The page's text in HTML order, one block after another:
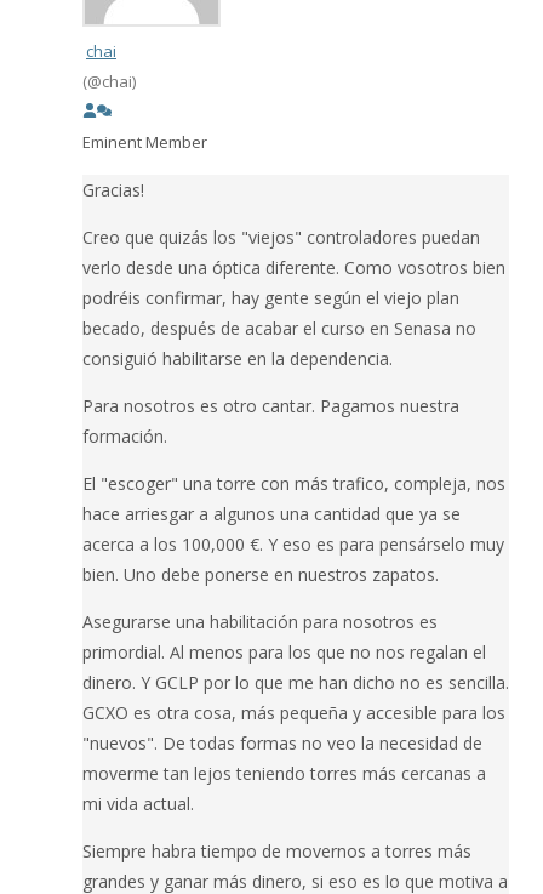
chai
(@chai)
Eminent Member
Gracias!
Creo que quizás los "viejos" controladores puedan
verlo desde una óptica diferente. Como vosotros bien
podréis confirmar, hay gente según el viejo plan
becado, después de acabar el curso en Senasa no
consiguió habilitarse en la dependencia.
Para nosotros es otro cantar. Pagamos nuestra
formación.
El "escoger" una torre con más trafico, compleja, nos
hace arriesgar a algunos una cantidad que ya se
acerca a los 100,000 €. Y eso es para pensárselo muy
bien. Uno debe ponerse en nuestros zapatos.
Asegurarse una habilitación para nosotros es
primordial. Al menos para los que no nos regalan el
dinero. Y GCLP por lo que me han dicho no es sencilla.
GCXO es otra cosa, más pequeña y accesible para los
"nuevos". De todas formas no veo la necesidad de
moverme tan lejos teniendo torres más cercanas a
mi vida actual.
Siempre habra tiempo de movernos a torres más
grandes y ganar más dinero, si eso es lo que motiva a